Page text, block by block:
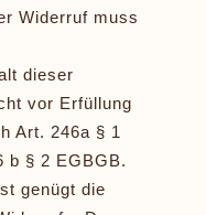
Widerruf muss
dieser
vor Erfüllung
Art. 246a § 1
b § 2 EGBGB.
genügt die